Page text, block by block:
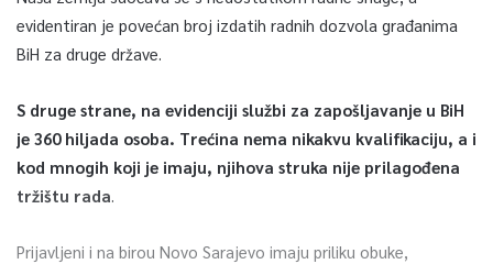
evidentiran je povećan broj izdatih radnih dozvola građanima
BiH za druge države.
S druge strane, na evidenciji službi za zapošljavanje u BiH
je 360 hiljada osoba. Trećina nema nikakvu kvalifikaciju, a i
kod mnogih koji je imaju, njihova struka nije prilagođena
tržištu rada
Prijavljeni i na birou Novo Sarajevo imaju priliku obuke,